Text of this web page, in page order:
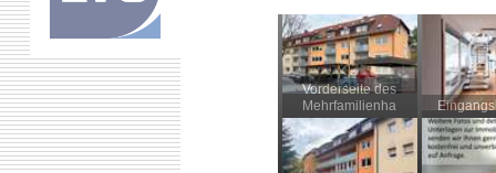
Vorderseite des
Mehrfamilienha